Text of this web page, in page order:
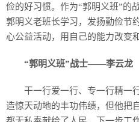
俭的好习惯。作为“郭明义班”的
郭明义老班长学习，发扬勤俭节
心公益活动，用自己的能力改变
“郭明义班”战士——李云龙
干一行爱一行、专一行精一
造惊天动地的丰功伟绩，但他把